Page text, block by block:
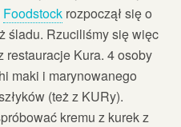
Foodstock rozpoczął się o
śladu. Rzuciliśmy się więc
restauracje Kura. 4 osoby
maki i marynowanego
(też z KURy).
kremu z kurek z